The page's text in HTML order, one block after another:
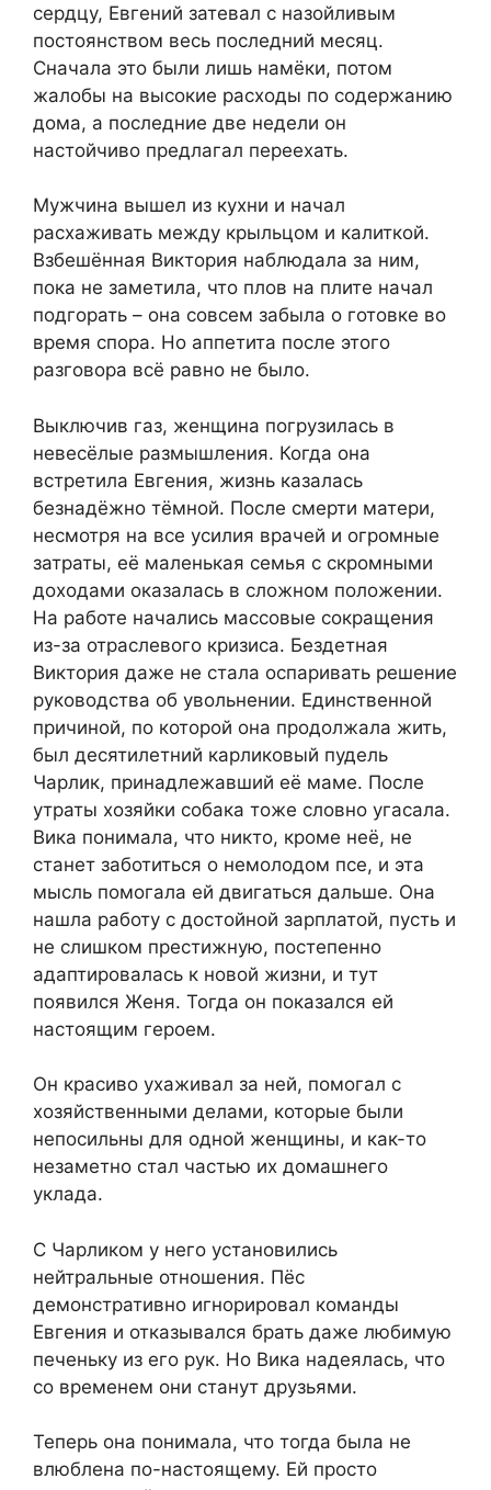
сердцу, Евгений затевал с назойливым
постоянством весь последний месяц.
Сначала это были лишь намёки, потом
жалобы на высокие расходы по содержанию
дома, а последние две недели он
настойчиво предлагал переехать.
Мужчина вышел из кухни и начал
расхаживать между крыльцом и калиткой.
Взбешённая Виктория наблюдала за ним,
пока не заметила, что плов на плите начал
подгорать – она совсем забыла о готовке во
время спора. Но аппетита после этого
разговора всё равно не было.
Выключив газ, женщина погрузилась в
невесёлые размышления. Когда она
встретила Евгения, жизнь казалась
безнадёжно тёмной. После смерти матери,
несмотря на все усилия врачей и огромные
затраты, её маленькая семья с скромными
доходами оказалась в сложном положении.
На работе начались массовые сокращения
из-за отраслевого кризиса. Бездетная
Виктория даже не стала оспаривать решение
руководства об увольнении. Единственной
причиной, по которой она продолжала жить,
был десятилетний карликовый пудель
Чарлик, принадлежавший её маме. После
утраты хозяйки собака тоже словно угасала.
Вика понимала, что никто, кроме неё, не
станет заботиться о немолодом псе, и эта
мысль помогала ей двигаться дальше. Она
нашла работу с достойной зарплатой, пусть и
не слишком престижную, постепенно
адаптировалась к новой жизни, и тут
появился Женя. Тогда он показался ей
настоящим героем.
Он красиво ухаживал за ней, помогал с
хозяйственными делами, которые были
непосильны для одной женщины, и как-то
незаметно стал частью их домашнего
уклада.
С Чарликом у него установились
нейтральные отношения. Пёс
демонстративно игнорировал команды
Евгения и отказывался брать даже любимую
печеньку из его рук. Но Вика надеялась, что
со временем они станут друзьями.
Теперь она понимала, что тогда была не
влюблена по-настоящему. Ей просто